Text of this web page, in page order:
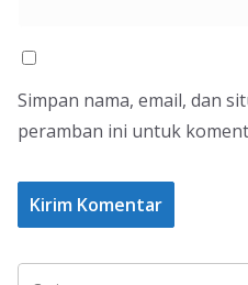
Simpan nama, email, dan
peramban ini untuk